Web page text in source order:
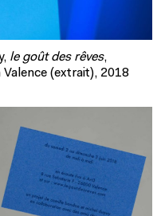
le goût des rêves,
(extrait), 2018